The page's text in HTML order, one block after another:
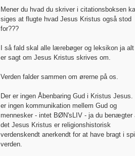
Mener du hvad du skriver i citationsboksen
siges at flugte hvad Jesus Kristus også stod
for???
I så fald skal alle lærebøger og leksikon ja
er sagt om Jesus Kristus skrives om.
Verden falder sammen om ørerne på os.
Der er ingen Åbenbaring Gud i Kristus Jesus.
er ingen kommunikation mellem Gud og
mennesker - intet BØN'sLIV - ja du benægter
det Jesus Kristus er religionshistorisk
verdenskendt anerkendt for at have bragt i
verden.